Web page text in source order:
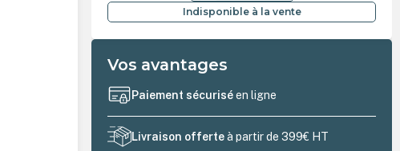
Indisponible à la vente
Vos avantages
Paiement sécuriséen ligne
Livraison offerteà partir de 399€ HT